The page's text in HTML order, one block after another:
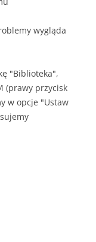
wygląda
"Biblioteka",
(prawy przycisk
w opcje "Ustaw